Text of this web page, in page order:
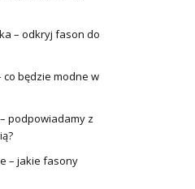
– odkryj fason do
co będzie modne w
podpowiadamy z
– jakie fasony